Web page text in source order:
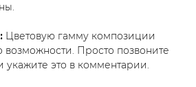
Цветовую гамму композиции
Просто позвоните
это в комментарии.